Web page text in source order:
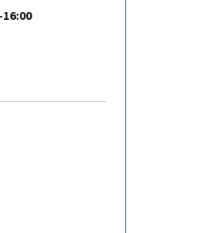
16:00